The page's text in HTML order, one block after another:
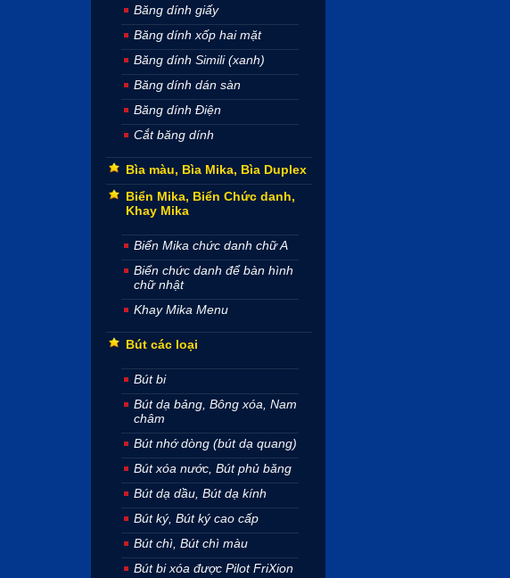
Băng dính giấy
Băng dính xốp hai mặt
Băng dính Simili (xanh)
Băng dính dán sàn
Băng dính Điện
Cắt băng dính
Bìa màu, Bìa Mika, Bìa Duplex
Biển Mika, Biển Chức danh,
Khay Mika
Biển Mika chức danh chữ A
Biển chức danh để bàn hình
chữ nhật
Khay Mika Menu
Bút các loại
Bút bi
Bút dạ bảng, Bông xóa, Nam
châm
Bút nhớ dòng (bút dạ quang)
Bút xóa nước, Bút phủ băng
Bút dạ dầu, Bút dạ kính
Bút ký, Bút ký cao cấp
Bút chì, Bút chì màu
Bút bi xóa được Pilot FriXion